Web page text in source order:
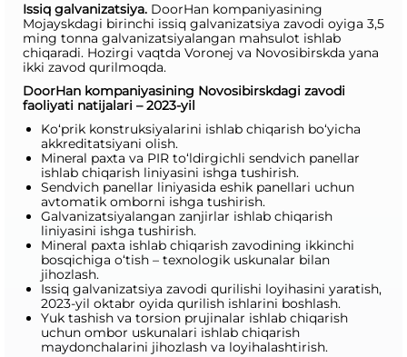
Issiq galvanizatsiya. DoorHan kompaniyasining
Mojayskdagi birinchi issiq galvanizatsiya zavodi oyiga 3,5
ming tonna galvanizatsiyalangan mahsulot ishlab
chiqaradi. Hozirgi vaqtda Voronej va Novosibirskda yana
ikki zavod qurilmoqda.
DoorHan kompaniyasining Novosibirskdagi zavodi
faoliyati natijalari – 2023-yil
Ko‘prik konstruksiyalarini ishlab chiqarish bo‘yicha
akkreditatsiyani olish.
Mineral paxta va PIR to‘ldirgichli sendvich panellar
ishlab chiqarish liniyasini ishga tushirish.
Sendvich panellar liniyasida eshik panellari uchun
avtomatik omborni ishga tushirish.
Galvanizatsiyalangan zanjirlar ishlab chiqarish
liniyasini ishga tushirish.
Mineral paxta ishlab chiqarish zavodining ikkinchi
bosqichiga o‘tish – texnologik uskunalar bilan
jihozlash.
Issiq galvanizatsiya zavodi qurilishi loyihasini yaratish,
2023-yil oktabr oyida qurilish ishlarini boshlash.
Yuk tashish va torsion prujinalar ishlab chiqarish
uchun ombor uskunalari ishlab chiqarish
maydonchalarini jihozlash va loyihalashtirish.